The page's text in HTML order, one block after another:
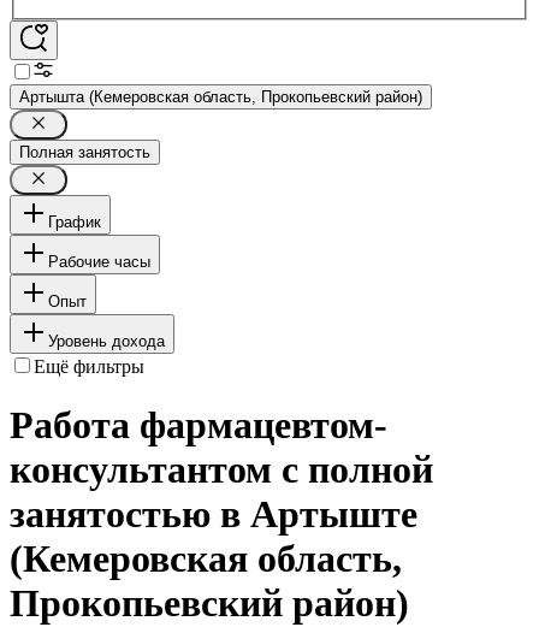
Артышта (Кемеровская область, Прокопьевский район)
Полная занятость
График
Рабочие часы
Опыт
Уровень дохода
Ещё фильтры
Работа фармацевтом-
консультантом с полной
занятостью в Артыште
(Кемеровская область,
Прокопьевский район)